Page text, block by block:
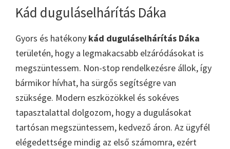
Kád duguláselhárítás Dáka
Gyors és hatékony kád duguláselhárítás Dáka
területén, hogy a legmakacsabb elzáródásokat is
megszüntessem. Non-stop rendelkezésre állok, így
bármikor hívhat, ha sürgős segítségre van
szüksége. Modern eszközökkel és sokéves
tapasztalattal dolgozom, hogy a dugulásokat
tartósan megszüntessem, kedvező áron. Az ügyfél
elégedettsége mindig az első számomra, ezért